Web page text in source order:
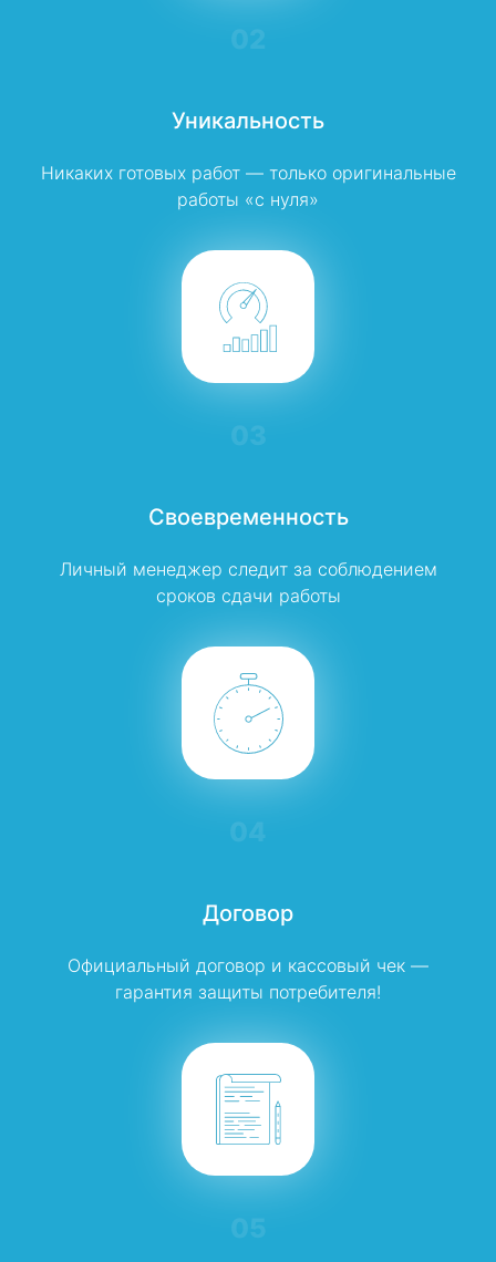
02
Уникальность
Никаких готовых работ — только оригинальные
работы «с нуля»
03
Своевременность
Личный менеджер следит за соблюдением
сроков сдачи работы
04
Договор
Официальный договор и кассовый чек —
гарантия защиты потребителя!
05